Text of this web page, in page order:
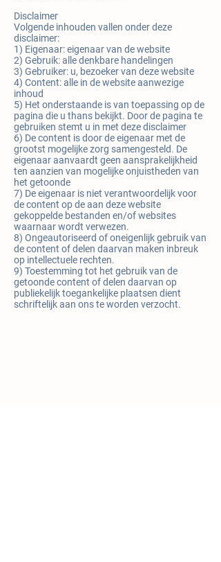
Disclaimer
Volgende inhouden vallen onder deze
disclaimer:
1) Eigenaar: eigenaar van de website
2) Gebruik: alle denkbare handelingen
3) Gebruiker: u, bezoeker van deze website
4) Content: alle in de website aanwezige
inhoud
5) Het onderstaande is van toepassing op de
pagina die u thans bekijkt. Door de pagina te
gebruiken stemt u in met deze disclaimer
6) De content is door de eigenaar met de
grootst mogelijke zorg samengesteld. De
eigenaar aanvaardt geen aansprakelijkheid
ten aanzien van mogelijke onjuistheden van
het getoonde
7) De eigenaar is niet verantwoordelijk voor
de content op de aan deze website
gekoppelde bestanden en/of websites
waarnaar wordt verwezen.
8) Ongeautoriseerd of oneigenlijk gebruik van
de content of delen daarvan maken inbreuk
op intellectuele rechten.
9) Toestemming tot het gebruik van de
getoonde content of delen daarvan op
publiekelijk toegankelijke plaatsen dient
schriftelijk aan ons te worden verzocht.